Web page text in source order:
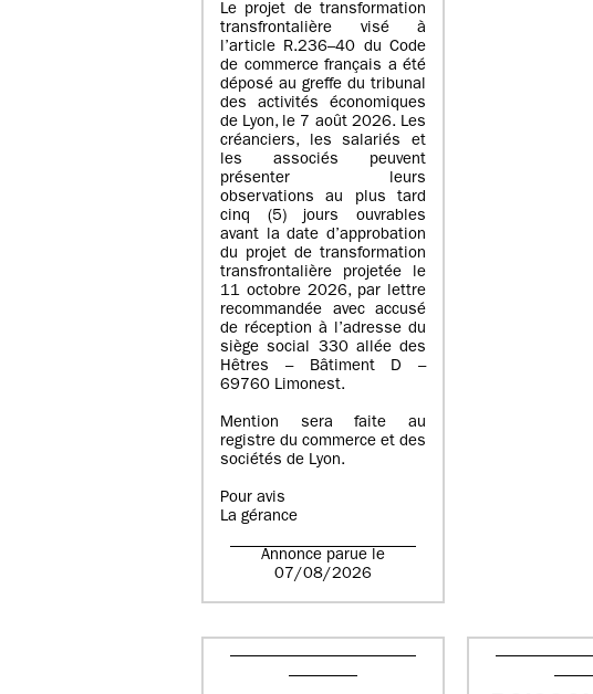
Le projet de transformation
transfrontalière visé à
l’article R.236–40 du Code
de commerce français a été
déposé au greffe du tribunal
des activités économiques
de Lyon, le 7 août 2026. Les
créanciers, les salariés et
les associés peuvent
présenter leurs
observations au plus tard
cinq (5) jours ouvrables
avant la date d’approbation
du projet de transformation
transfrontalière projetée le
11 octobre 2026, par lettre
recommandée avec accusé
de réception à l’adresse du
siège social 330 allée des
Hêtres – Bâtiment D –
69760 Limonest.
Mention sera faite au
registre du commerce et des
sociétés de Lyon.
Pour avis
La gérance
Annonce parue le
07/08/2026